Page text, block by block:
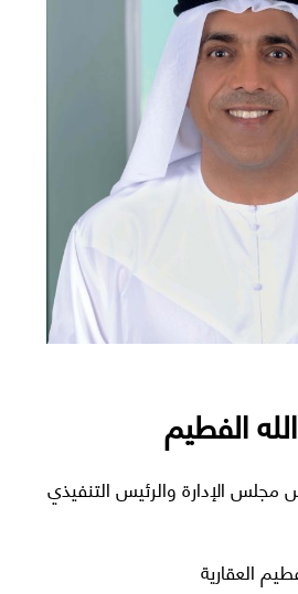
الفطيم
مجلس الإدارة والرئيس التنفيذي
العقارية